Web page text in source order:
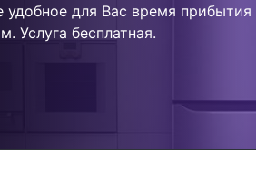
удобное для Вас время прибытия
Услуга бесплатная.